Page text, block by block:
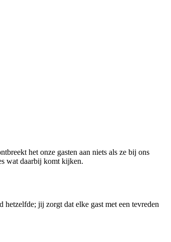
het onze gasten aan niets als ze bij ons
wat daarbij komt kijken.
jij zorgt dat elke gast met een tevreden